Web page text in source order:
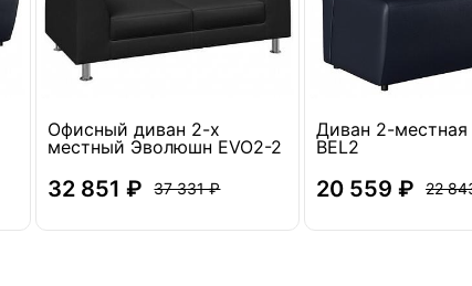
Офисный диван 2-х
местный Эволюшн EVO2-2
32 851 ₽ 37 331 ₽
Диван 2-местная
BEL2
20 559 ₽ 22